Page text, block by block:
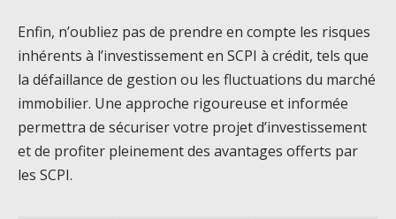
Enfin, n’oubliez pas de prendre en compte les risques
inhérents à l’investissement en SCPI à crédit, tels que
la défaillance de gestion ou les fluctuations du marché
immobilier. Une approche rigoureuse et informée
permettra de sécuriser votre projet d’investissement
et de profiter pleinement des avantages offerts par
les SCPI.